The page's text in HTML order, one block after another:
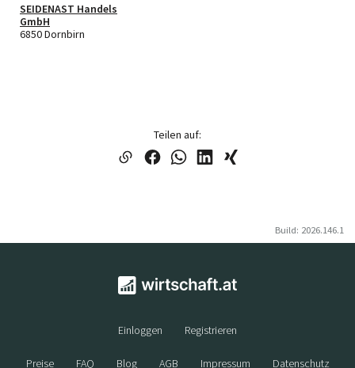
SEIDENAST Handels
GmbH
6850 Dornbirn
Teilen auf:
Build: 2026.146.1
Einloggen Registrieren
Preise FAQ Blog AGB Impressum Datenschutz